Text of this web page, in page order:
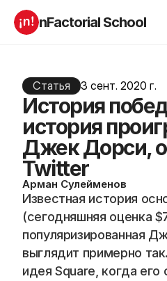
nFactorial School
О нас
Блог
Incubator 2026
Компаниям
Старт в ИТ
Андроид разработчик
Алгоритмы
iOS с 0
Python-разработчик
Frontend на React
QA
Статья 3 сент. 2020 г.
История
история
Джек Дорси,
Twitter
Арман Сулейменов
Известная история
(сегодняшняя оценка
популяризированная
выглядит примерно
идея Square, когда